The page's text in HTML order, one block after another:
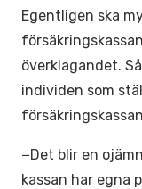
Egentligen ska
överklagandet.
individen som
−Det blir en
kassan har egna